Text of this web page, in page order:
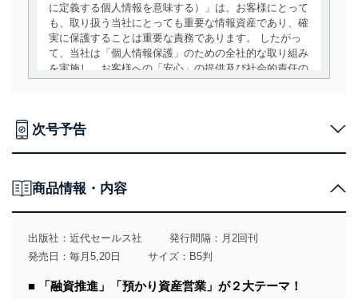
に定義する個人情報を意味する）」は、お客様にとって
も、取り扱う当社にとっても重要な情報資産であり、確
実に保護することは重要な責務であります。 したがっ
て、当社は「個人情報保護」のための全社的な取り組み
を実施し、お客様への「安心」の提供及び社会的責任の
用目的を明確にし、本人の同意を得たうえで利用目的の
得・利用・提供を行います。また、当社が保有している
みを確実にするため、従業者等の教育を徹底してまいり
措置を講じます。
法令遵守
次号予告
商品情報・内容
出版社： 近代セールス社
発行間隔：月2回刊
発売日：毎月5,20日
サイズ：B5判
■ 「融資推進」「預かり資産営業」が２大テーマ！